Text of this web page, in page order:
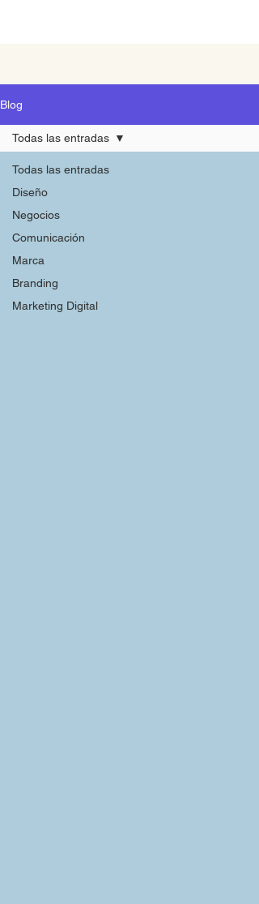
Blog
Todas las entradas
Diseño
Negocios
Comunicación
Marca
Branding
Marketing Digital
Todas las entradas